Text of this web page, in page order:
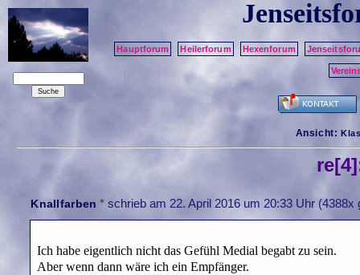
Hauptforum Heilerforum Hexenforum
Ansicht:
Knallfarben *schrieb am22. April 2016 um 20:33 Uhr (4388x
Ich habe eigentlich nicht das Gefühl Medial begabt zu sein.
Aber wenn dann wäre ich ein Empfänger.